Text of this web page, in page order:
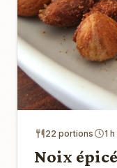
22 portions 1
Noix